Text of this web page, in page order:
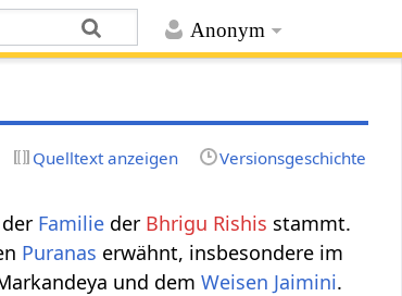
Anonym
Quelltext anzeigen Versionsgeschichte
Familie der Bhrigu Rishis stammt.
Puranas erwähnt, insbesondere im
und demWeisen Jaimini.